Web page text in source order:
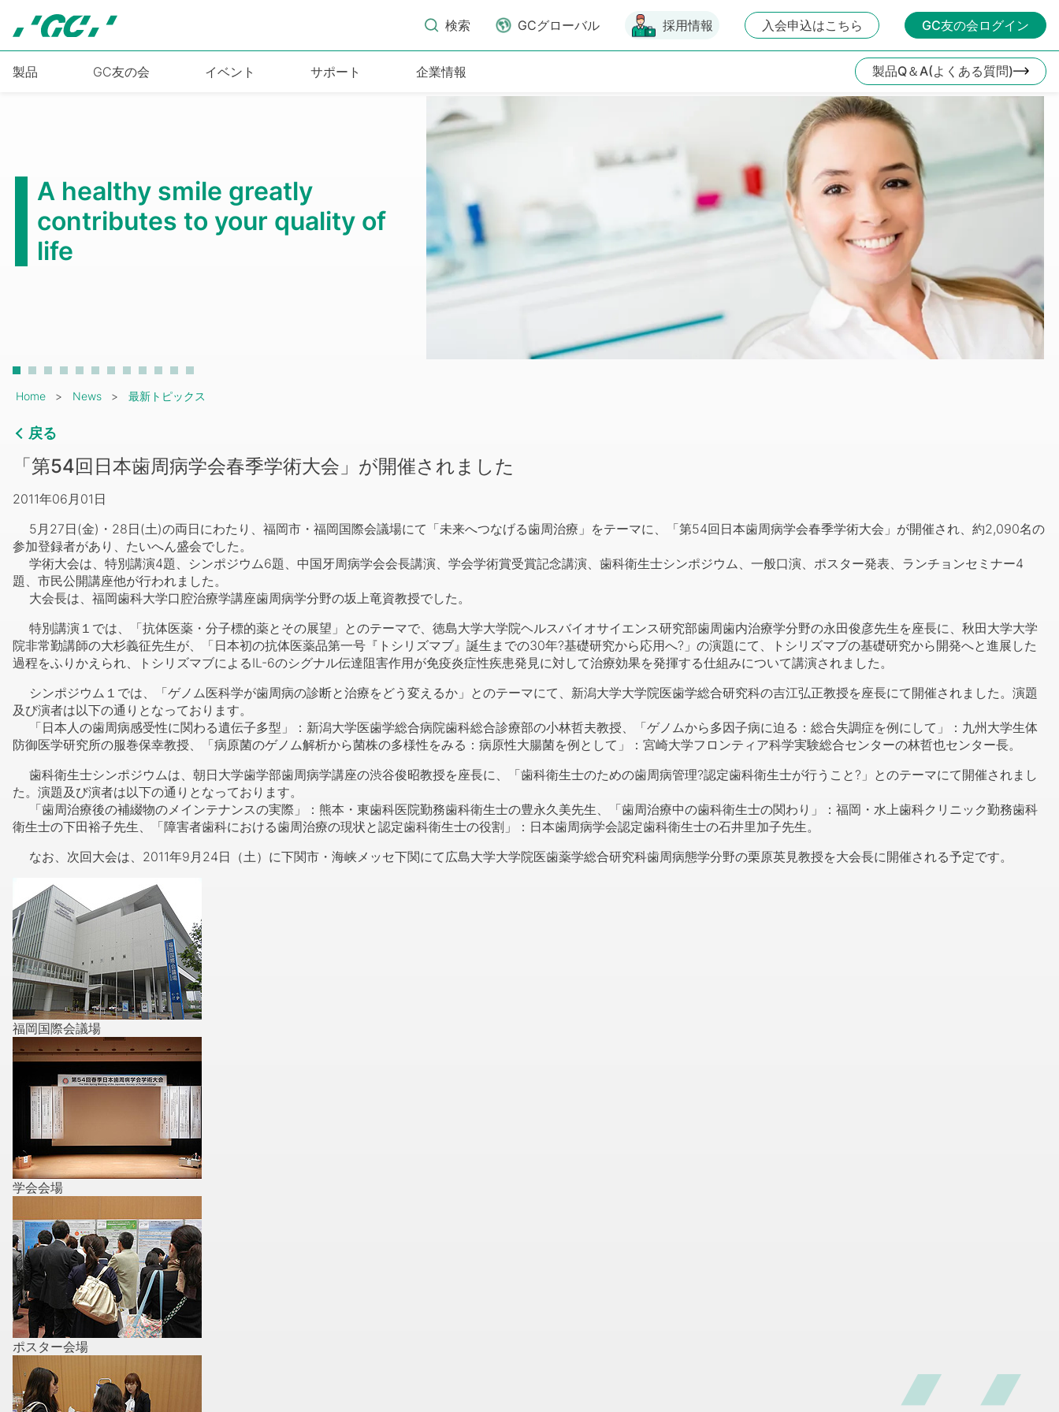
検索 GCグローバル 採用情報 入会申込はこちら GC友の会ログイン
製品 GC友の会 イベント サポート 企業情報 製品Q＆A(よくある質問)
第6回国際歯科シンポジウム
もっと見る
Breadcrumb
Home News 最新トピックス
戻る
「第54回日本歯周病学会春季学術大会」が開催されました
2011年06月01日
5月27日(金)・28日(土)の両日にわたり、福岡市・福岡国際会議場にて「未来へつなげる歯周治療」をテーマに、「第54回日本歯周病学会春季学術大会」が開催され、約2,090名の
参加登録者があり、たいへん盛会でした。
学術大会は、特別講演4題、シンポジウム6題、中国牙周病学会会長講演、学会学術賞受賞記念講演、歯科衛生士シンポジウム、一般口演、ポスター発表、ランチョンセミナー4
題、市民公開講座他が行われました。
大会長は、福岡歯科大学口腔治療学講座歯周病学分野の坂上竜資教授でした。
特別講演１では、「抗体医薬・分子標的薬とその展望」とのテーマで、徳島大学大学院ヘルスバイオサイエンス研究部歯周歯内治療学分野の永田俊彦先生を座長に、秋田大学大学
院非常勤講師の大杉義征先生が、「日本初の抗体医薬品第一号『トシリズマブ』誕生までの30年?基礎研究から応用へ?」の演題にて、トシリズマブの基礎研究から開発へと進展した
過程をふりかえられ、トシリズマブによるIL-6のシグナル伝達阻害作用が免疫炎症性疾患発見に対して治療効果を発揮する仕組みについて講演されました。
シンポジウム１では、「ゲノム医科学が歯周病の診断と治療をどう変えるか」とのテーマにて、新潟大学大学院医歯学総合研究科の吉江弘正教授を座長にて開催されました。演題
及び演者は以下の通りとなっております。
「日本人の歯周病感受性に関わる遺伝子多型」：新潟大学医歯学総合病院歯科総合診療部の小林哲夫教授、「ゲノムから多因子病に迫る：総合失調症を例にして」：九州大学生体
防御医学研究所の服巻保幸教授、「病原菌のゲノム解析から菌株の多様性をみる：病原性大腸菌を例として」：宮崎大学フロンティア科学実験総合センターの林哲也センター長。
歯科衛生士シンポジウムは、朝日大学歯学部歯周病学講座の渋谷俊昭教授を座長に、「歯科衛生士のための歯周病管理?認定歯科衛生士が行うこと?」とのテーマにて開催されまし
た。演題及び演者は以下の通りとなっております。
「歯周治療後の補綴物のメインテナンスの実際」：熊本・東歯科医院勤務歯科衛生士の豊永久美先生、「歯周治療中の歯科衛生士の関わり」：福岡・水上歯科クリニック勤務歯科
衛生士の下田裕子先生、「障害者歯科における歯周治療の現状と認定歯科衛生士の役割」：日本歯周病学会認定歯科衛生士の石井里加子先生。
なお、次回大会は、2011年9月24日（土）に下関市・海峡メッセ下関にて広島大学大学院医歯薬学総合研究科歯周病態学分野の栗原英見教授を大会長に開催される予定です。
福岡国際会議場
学会会場
ポスター会場